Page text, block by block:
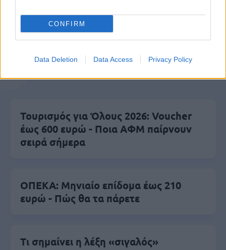
CONFIRM
Data Deletion Data Access Privacy Policy
Τουρισμός για Όλους 2026: Voucher
έως 600 ευρώ - Ποια ΑΦΜ παίρνουν
σειρά σήμερα
ΟΠΕΚΑ: Μηνιαίο επίδομα έως 210
ευρώ - Πώς θα τα πάρετε
Τι σημαίνει η λέξη «σιγαλός»